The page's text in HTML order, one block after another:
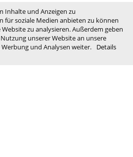
Inhalte und Anzeigen zu
für soziale Medien anbieten zu können
zu analysieren. Außerdem geben
unserer Website an unsere
und Analysen weiter.
Details